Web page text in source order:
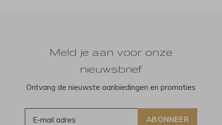
Meld je aan voor onze
nieuwsbrief
Ontvang de nieuwste aanbiedingen en promoties
ABONNEER